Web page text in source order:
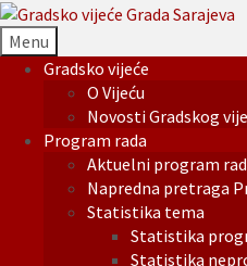
Menu
Gradsko vijeće
O Vijeću
Novosti Gradskog
Program rada
Aktuelni program
Napredna pretraga
Statistika tema
Statistika
Statistika